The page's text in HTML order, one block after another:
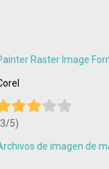
Raster Image
5)
de imagen de